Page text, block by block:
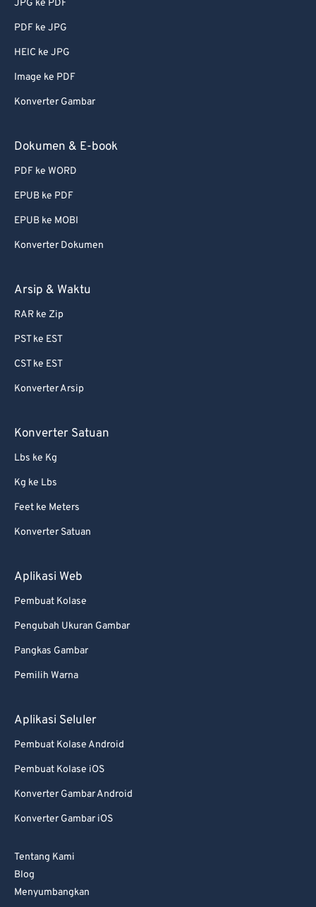
JPG ke PDF
PDF ke JPG
HEIC ke JPG
Image ke PDF
Konverter Gambar
Dokumen & E-book
PDF ke WORD
EPUB ke PDF
EPUB ke MOBI
Konverter Dokumen
Arsip & Waktu
RAR ke Zip
PST ke EST
CST ke EST
Konverter Arsip
Konverter Satuan
Lbs ke Kg
Kg ke Lbs
Feet ke Meters
Konverter Satuan
Aplikasi Web
Pembuat Kolase
Pengubah Ukuran Gambar
Pangkas Gambar
Pemilih Warna
Aplikasi Seluler
Pembuat Kolase Android
Pembuat Kolase iOS
Konverter Gambar Android
Konverter Gambar iOS
Tentang Kami
Blog
Menyumbangkan